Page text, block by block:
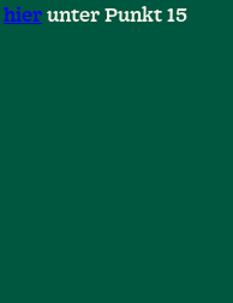
hier unter Punkt 15